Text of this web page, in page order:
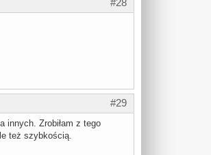
#28
#29
innych. Zrobiłam z tego
też szybkością.